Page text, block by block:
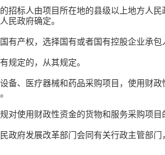
标人由项目所在地的县级以上地方人民
民政府确定。
产权，选择国有或者国有控股企业承包
定的，从其规定。
医疗器械和药品采购项目，使用财政
使用财政性资金的货物和服务采购项目
发展改革部门会同有关行政主管部门